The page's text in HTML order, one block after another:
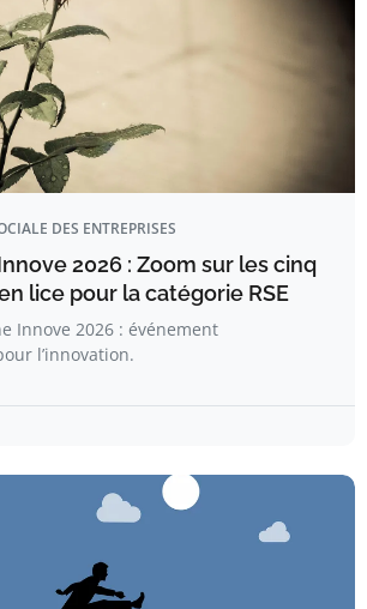
DES ENTREPRISES
2026 : Zoom sur les cinq
lice pour la catégorie RSE
Innove 2026 : événement
l’innovation.